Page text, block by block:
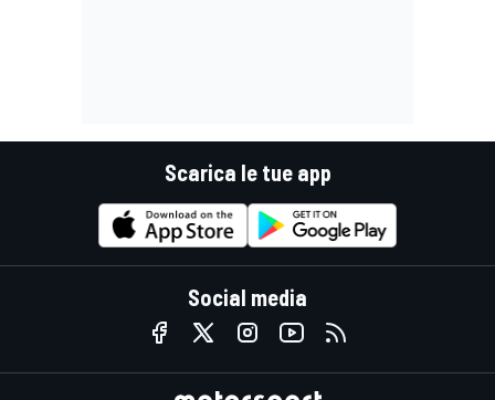
Scarica le tue app
Social media